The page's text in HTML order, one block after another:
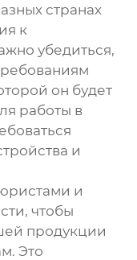
странах
к
убедиться,
он будет
работы в
и
и
чтобы
продукции
Это